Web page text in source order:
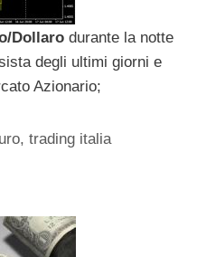
Dollaro durante la notte
degli ultimi giorni e
Azionario;
,trading italia